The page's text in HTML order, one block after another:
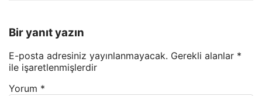
Bir yanıt yazın
E-posta adresiniz yayınlanmayacak. Gerekli alanlar *
ile işaretlenmişlerdir
Yorum *